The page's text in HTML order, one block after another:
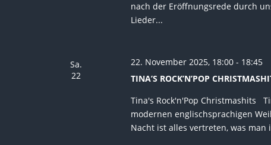
nach der Eröffnungsrede durch
Lieder...
Sa.
22
TINA’S ROCK’N’POP
22. November 2025, 18:00- 18:45
Tina's Rock'n'Pop Christmashits
modernen englischsprachigen
Nacht ist alles vertreten, was